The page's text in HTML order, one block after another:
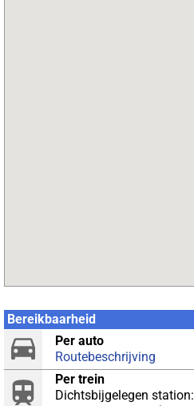
Bereikbaarheid
Per auto
Routebeschrijving
Per trein
Dichtsbijgelegen station: